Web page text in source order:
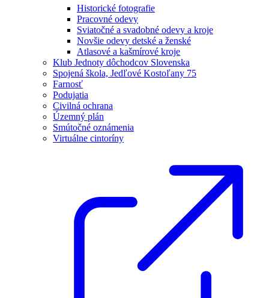
Historické fotografie
Pracovné odevy
Sviatočné a svadobné odevy a kroje
Novšie odevy detské a ženské
Atlasové a kašmírové kroje
Klub Jednoty dôchodcov Slovenska
Spojená škola, Jedľové Kostoľany 75
Farnosť
Podujatia
Civilná ochrana
Územný plán
Smútočné oznámenia
Virtuálne cintoríny